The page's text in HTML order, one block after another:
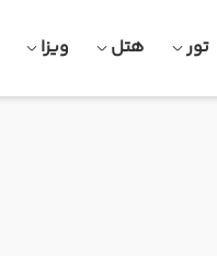
تور هتل ویزا